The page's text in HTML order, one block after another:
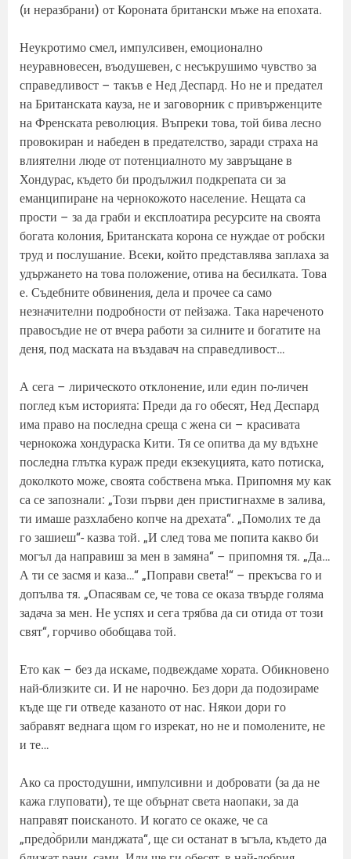
(и неразбрани) от Короната британски мъже на епохата.
Неукротимо смел, импулсивен, емоционално
неуравновесен, въодушевен, с несъкрушимо чувство за
справедливост – такъв е Нед Деспард. Но не и предател
на Британската кауза, не и заговорник с привърженците
на Френската революция. Въпреки това, той бива лесно
провокиран и набеден в предателство, заради страха на
влиятелни люде от потенциалното му завръщане в
Хондурас, където би продължил подкрепата си за
еманципиране на чернокожото население. Нещата са
прости – за да граби и експлоатира ресурсите на своята
богата колония, Британската корона се нуждае от робски
труд и послушание. Всеки, който представлява заплаха за
удържането на това положение, отива на бесилката. Това
е. Съдебните обвинения, дела и прочее са само
незначителни подробности от пейзажа. Така нареченото
правосъдие не от вчера работи за силните и богатите на
деня, под маската на въздавач на справедливост…
А сега – лирическото отклонение, или един по-личен
поглед към историята: Преди да го обесят, Нед Деспард
има право на последна среща с жена си – красивата
чернокожа хондураска Кити. Тя се опитва да му вдъхне
последна глътка кураж преди екзекуцията, като потиска,
доколкото може, своята собствена мъка. Припомня му как
са се запознали: „Този първи ден пристигнахме в залива,
ти имаше разхлабено копче на дрехата“. „Помолих те да
го зашиеш“- казва той. „И след това ме попита какво би
могъл да направиш за мен в замяна“ – припомня тя. „Да…
А ти се засмя и каза…“ „Поправи света!“ – прекъсва го и
допълва тя. „Опасявам се, че това се оказа твърде голяма
задача за мен. Не успях и сега трябва да си отида от този
свят“, горчиво обобщава той.
Ето как – без да искаме, подвеждаме хората. Обикновено
най-близките си. И не нарочно. Без дори да подозираме
къде ще ги отведе казаното от нас. Някои дори го
забравят веднага щом го изрекат, но не и помолените, не
и те…
Ако са простодушни, импулсивни и добровати (за да не
кажа глуповати), те ще обърнат света наопаки, за да
направят поисканото. И когато се окаже, че са
„предо̀брили манджата“, ще си останат в ъгъла, където да